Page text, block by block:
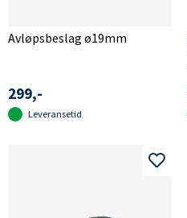
Avløpsbeslag ø19mm
299,-
Leveransetid